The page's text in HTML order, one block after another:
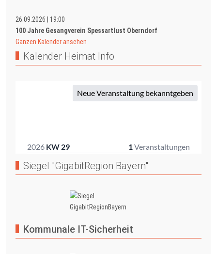
26.09.2026
19:00
100 Jahre Gesangverein Spessartlust Oberndorf
Ganzen Kalender ansehen
Kalender Heimat Info
Siegel "GigabitRegion Bayern"
Kommunale IT-Sicherheit